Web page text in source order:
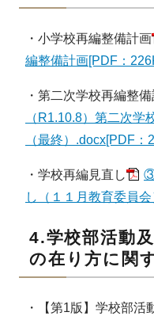
・小学校再編整備計画
編整備計画[PDF：
・第二次学校再編整
（R1.10.8）第二次
（最終）.docx[PDF：
・学校再編見直し
③
し（１１月教育委員
4.学校部活動
の在り方に関
・【第1版】学校部活